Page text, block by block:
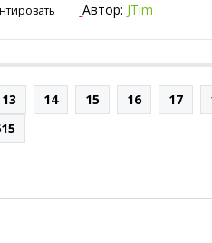
Автор: JTim
13 14 15 16 17